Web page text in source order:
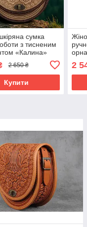
сумка
з тисненим
«Калина»
сумка з
шкіри,
2 650 ₴
Купити
2